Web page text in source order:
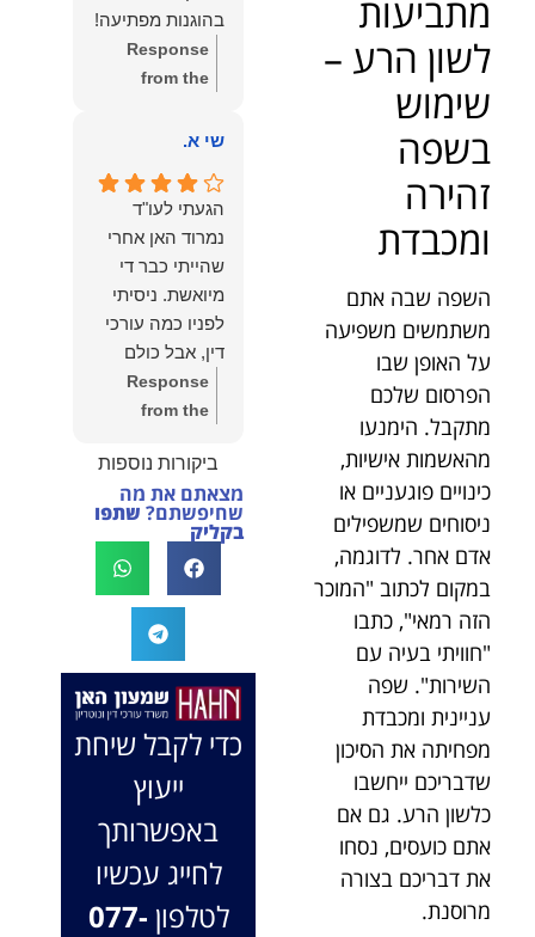
מתביעות
לשון הרע –
שימוש
בשפה
זהירה
ומכבדת
השפה שבה אתם
משתמשים משפיעה
על האופן שבו
הפרסום שלכם
מתקבל. הימנעו
מהאשמות אישיות,
כינויים פוגעניים או
ניסוחים שמשפילים
אדם אחר. לדוגמה,
במקום לכתוב "המוכר
הזה רמאי", כתבו
"חוויתי בעיה עם
השירות". שפה
עניינית ומכבדת
מפחיתה את הסיכון
שדבריכם ייחשבו
כלשון הרע. גם אם
אתם כועסים, נסחו
את דבריכם בצורה
מרוסנת.
הצוות שלנו זה
שווה את הכל.
נשמח תמיד
לעמוד לרשותך!
משרד עורכי דין
ונוטריון
בהוגנות מפתיעה!
Response
from the
יהודה, תודה
שמחנו מאוד
לשמוע שהייעוץ
עזר לך ושהיית
מרוצה.
מבחינתנו הוגנות
ומקצועיות הן
מעל הכל. נשמח
תמיד לעמוד
לרשותך בהמשך
שי א.
הגעתי לעו"ד
נמרוד האן אחרי
שהייתי כבר די
מיואשת. ניסיתי
לפניו כמה עורכי
דין, אבל כולם
נרתעו כי היה
מדובר בנושא
וסירבו לקחת
אותו.לאחר
שסיפרתי בקצרה
המקרה, הוא
החליט לייצג אותי
בלי לחשוב
פעמיים, הקשיב
לי ולקח את התיק
שלי פרו בונו מכל
הלב.
Response
from the
רבה על המילים
החמות ועל
האמון. שמחנו
לעמוד לצידך,
במיוחד בתיק לא
פשוט, ומאחלים
לך המון הצלחה
בהמשך. תמיד
כאן בשבילך.
בברכה, משרד
עו"ד שמעון האן
ונוטריון
ביקורות נוספות
מצאתם את מה
שחיפשתם? שתפו
בקליק
כדי לקבל שיחת
ייעוץ
באפשרותך
לחייג עכשיו
לטלפון 077-